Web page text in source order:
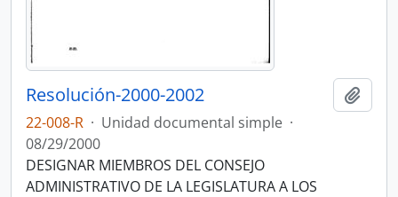
Resolución-2000-2002
22-008-R · Unidad documental simple ·
08/29/2000
DESIGNAR MIEMBROS DEL CONSEJO
ADMINISTRATIVO DE LA LEGISLATURA A LOS